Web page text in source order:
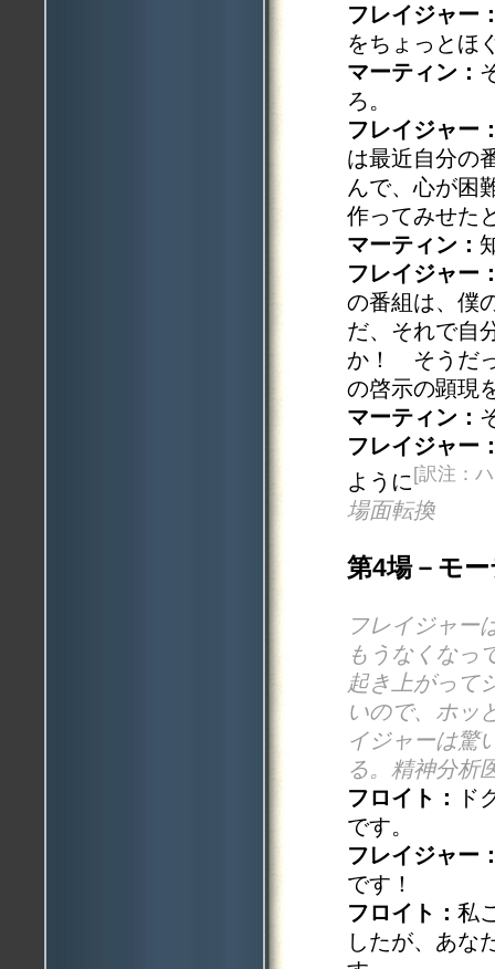
フレイジャー
をちょっとほ
マーティン：
ろ。
フレイジャー
は最近自分の
んで、心が困
作ってみせた
マーティン：
フレイジャー
の番組は、僕
だ、それで自
か！ そうだ
の啓示の顕現
マーティン：
フレイジャー
ように[訳注：
場面転換
第4場－モ
フレイジャー
もうなくなっ
起き上がって
いので、ホッ
イジャーは驚
る。精神分析
フロイト：
ド
です。
フレイジャー
です！
フロイト： 私
したが、あな